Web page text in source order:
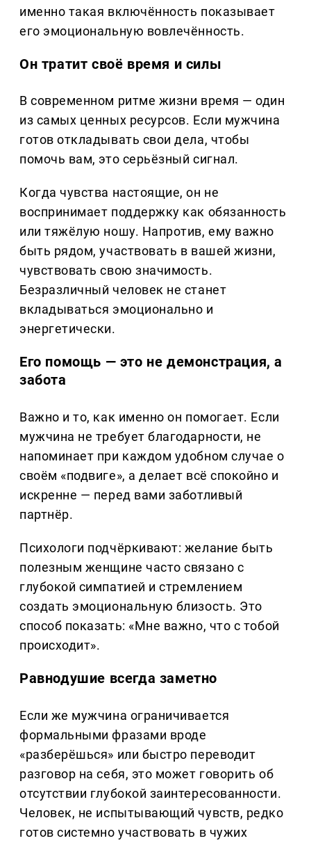
именно такая включённость показывает
его эмоциональную вовлечённость.
Он тратит своё время и силы
В современном ритме жизни время — один
из самых ценных ресурсов. Если мужчина
готов откладывать свои дела, чтобы
помочь вам, это серьёзный сигнал.
Когда чувства настоящие, он не
воспринимает поддержку как обязанность
или тяжёлую ношу. Напротив, ему важно
быть рядом, участвовать в вашей жизни,
чувствовать свою значимость.
Безразличный человек не станет
вкладываться эмоционально и
энергетически.
Его помощь — это не демонстрация, а
забота
Важно и то, как именно он помогает. Если
мужчина не требует благодарности, не
напоминает при каждом удобном случае о
своём «подвиге», а делает всё спокойно и
искренне — перед вами заботливый
партнёр.
Психологи подчёркивают: желание быть
полезным женщине часто связано с
глубокой симпатией и стремлением
создать эмоциональную близость. Это
способ показать: «Мне важно, что с тобой
происходит».
Равнодушие всегда заметно
Если же мужчина ограничивается
формальными фразами вроде
«разберёшься» или быстро переводит
разговор на себя, это может говорить об
отсутствии глубокой заинтересованности.
Человек, не испытывающий чувств, редко
готов системно участвовать в чужих